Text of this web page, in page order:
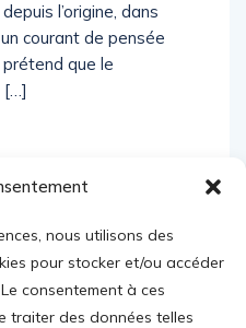
nous utilisons des
pour stocker et/ou accéder
consentement à ces
traiter des données telles
l’origine, dans
courant de pensée
que le
[…]